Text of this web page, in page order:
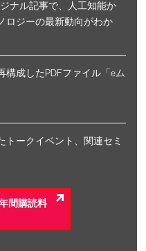
ナル記事で、人工知能か
ロジーの最新動向がわか
構成したPDFファイル「eム
トークイベント、関連セミ
間購読料